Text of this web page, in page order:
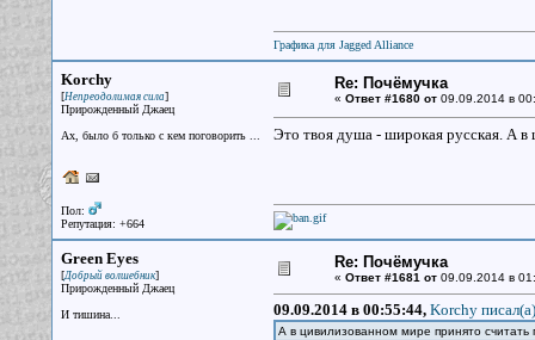
Графика для Jagged Alliance
Korchy
[Непреодолимая сила]
Прирожденный Джаец
Ах, было б только с кем поговорить ...
Пол:
Репутация: +664
Re: Почёмучка
« Ответ #1680 от09.09.2014 в
Это твоя душа - широкая русская. А в
Green Eyes
[Добрый волшебник]
Прирожденный Джаец
И тишина...
Re: Почёмучка
« Ответ #1681 от09.09.2014 в
09.09.2014 в 00:55:44, Korchy писал(a)
А в цивилизованном мире принято считать